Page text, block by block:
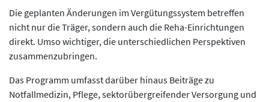
Die geplanten Änderungen im Vergütungssystem betreffen
nicht nur die Träger, sondern auch die Reha-Einrichtungen
direkt. Umso wichtiger, die unterschiedlichen Perspektiven
zusammenzubringen.
Das Programm umfasst darüber hinaus Beiträge zu
Notfallmedizin, Pflege, sektorübergreifender Versorgung und